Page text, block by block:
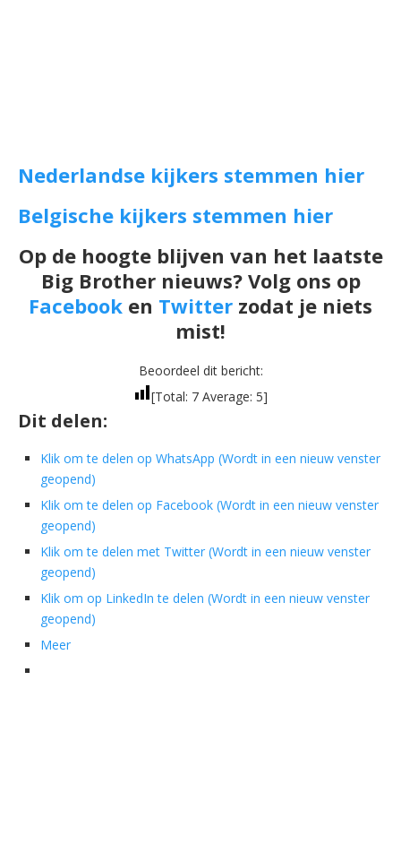
Nederlandse kijkers stemmen hier
Belgische kijkers stemmen hier
Op de hoogte blijven van het laatste
Big Brother nieuws? Volg ons op
Facebook en Twitter zodat je niets
mist!
Beoordeel dit bericht:
[Total: 7 Average: 5]
Dit delen:
Klik om te delen op WhatsApp (Wordt in een nieuw venster
geopend)
Klik om te delen op Facebook (Wordt in een nieuw venster
geopend)
Klik om te delen met Twitter (Wordt in een nieuw venster
geopend)
Klik om op LinkedIn te delen (Wordt in een nieuw venster
geopend)
Meer